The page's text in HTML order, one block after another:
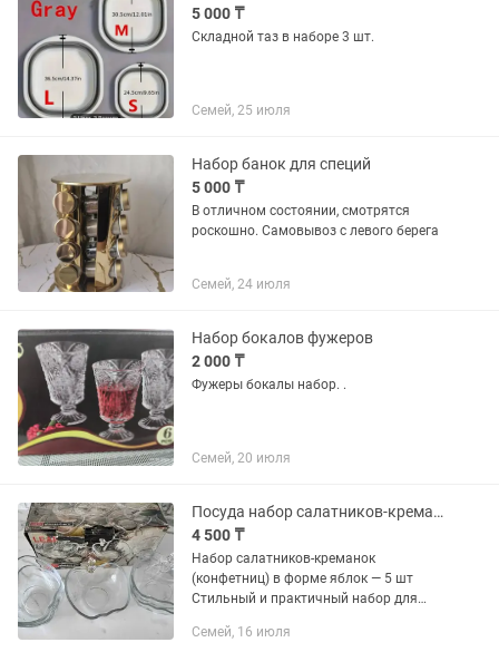
5 000 ₸
Складной таз в наборе 3 шт.
Семей, 25 июля
Набор банок для специй
5 000 ₸
В отличном состоянии, смотрятся
роскошно. Самовывоз с левого берега
Семей, 24 июля
Набор бокалов фужеров
2 000 ₸
Фужеры бокалы набор. .
Семей, 20 июля
Посуда набор салатников-креманок (конфетниц) в форме яблок 5 шт
4 500 ₸
Набор салатников-креманок
(конфетниц) в форме яблок — 5 шт
Стильный и практичный набор для
форма яблока придаёт посуде особый
Семей, 16 июля